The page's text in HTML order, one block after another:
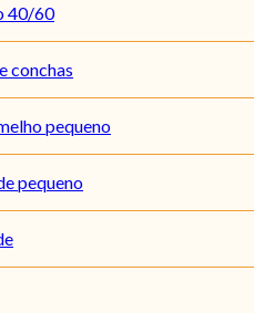
40/60
conchas
pequeno
pequeno